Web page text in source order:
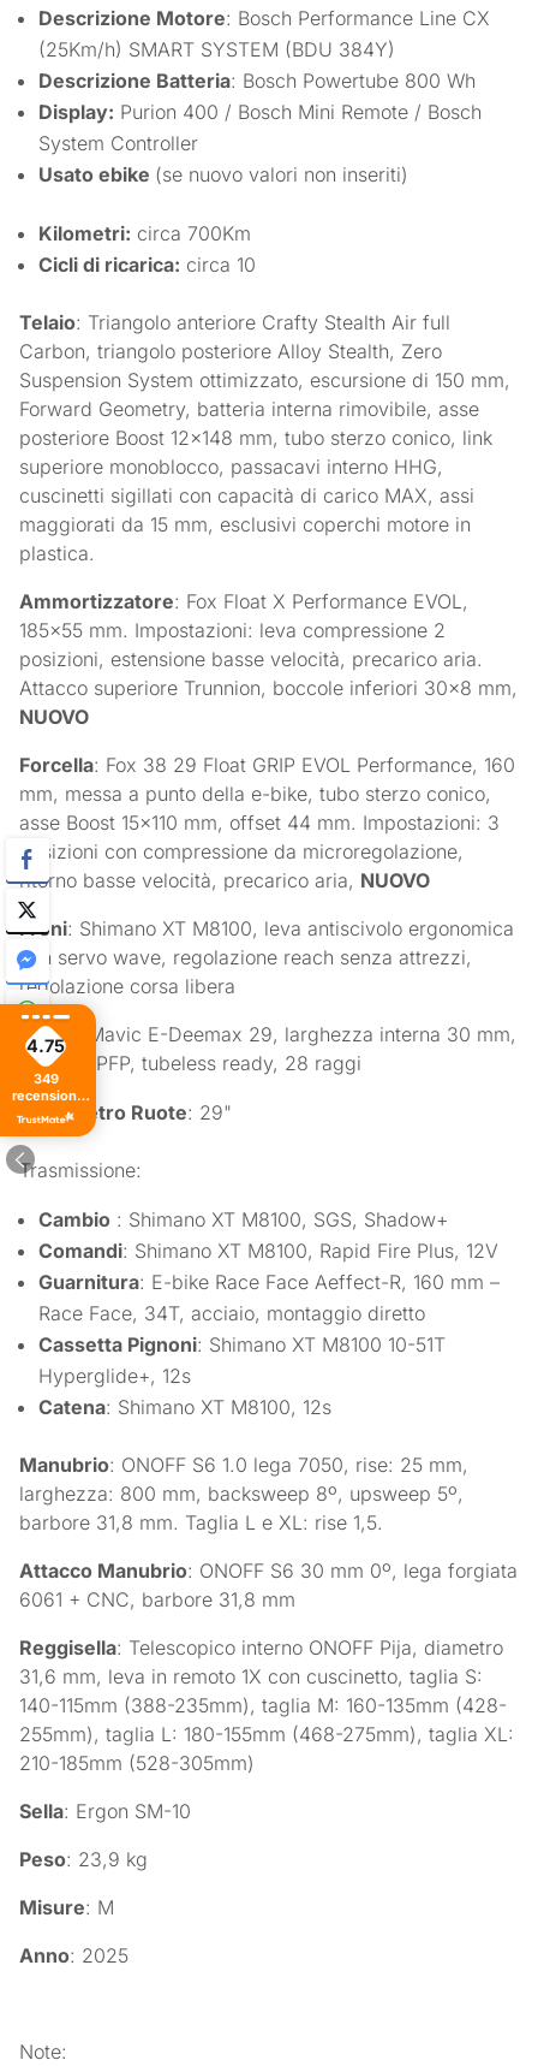
Descrizione Motore: Bosch Performance Line CX
(25Km/h) SMART SYSTEM (BDU 384Y)
Descrizione Batteria: Bosch Powertube 800 Wh
Display: Purion 400 / Bosch Mini Remote / Bosch
System Controller
Usato ebike (se nuovo valori non inseriti)
Kilometri: circa 700Km
Cicli di ricarica: circa 10
Telaio: Triangolo anteriore Crafty Stealth Air full
Carbon, triangolo posteriore Alloy Stealth, Zero
Suspension System ottimizzato, escursione di 150 mm,
Forward Geometry, batteria interna rimovibile, asse
posteriore Boost 12×148 mm, tubo sterzo conico, link
superiore monoblocco, passacavi interno HHG,
cuscinetti sigillati con capacità di carico MAX, assi
maggiorati da 15 mm, esclusivi coperchi motore in
plastica.
Ammortizzatore: Fox Float X Performance EVOL,
185×55 mm. Impostazioni: leva compressione 2
posizioni, estensione basse velocità, precarico aria.
Attacco superiore Trunnion, boccole inferiori 30×8 mm,
NUOVO
Forcella: Fox 38 29 Float GRIP EVOL Performance, 160
mm, messa a punto della e-bike, tubo sterzo conico,
asse Boost 15×110 mm, offset 44 mm. Impostazioni: 3
posizioni con compressione da microregolazione,
ritorno basse velocità, precarico aria, NUOVO
Freni: Shimano XT M8100, leva antiscivolo ergonomica
con servo wave, regolazione reach senza attrezzi,
regolazione corsa libera
Ruote
: Mavic E-Deemax 29, larghezza interna 30 mm,
saldato, PFP, tubeless ready, 28 raggi
Diametro Ruote: 29"
Trasmissione:
Cambio : Shimano XT M8100, SGS, Shadow+
Comandi: Shimano XT M8100, Rapid Fire Plus, 12V
Guarnitura: E-bike Race Face Aeffect-R, 160 mm –
Race Face, 34T, acciaio, montaggio diretto
Cassetta Pignoni: Shimano XT M8100 10-51T
Hyperglide+, 12s
Catena: Shimano XT M8100, 12s
Manubrio: ONOFF S6 1.0 lega 7050, rise: 25 mm,
larghezza: 800 mm, backsweep 8º, upsweep 5º,
barbore 31,8 mm. Taglia L e XL: rise 1,5.
Attacco Manubrio: ONOFF S6 30 mm 0º, lega forgiata
6061 + CNC, barbore 31,8 mm
Reggisella: Telescopico interno ONOFF Pija, diametro
31,6 mm, leva in remoto 1X con cuscinetto, taglia S:
140-115mm (388-235mm), taglia M: 160-135mm (428-
255mm), taglia L: 180-155mm (468-275mm), taglia XL:
210-185mm (528-305mm)
Sella: Ergon SM-10
Peso: 23,9 kg
Misure: M
Anno: 2025
Note:
4.75
349
recensioni
di tutti i